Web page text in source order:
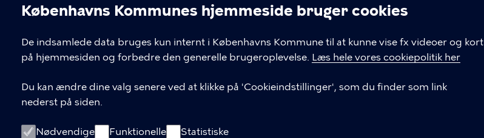
Cookieindstillinger
Københavns Kommunes hjemmeside bruger cookies
De indsamlede data bruges kun internt i Københavns Kommune til at kunne vise fx videoer og kort
på hjemmesiden og forbedre den generelle brugeroplevelse. Læs hele vores cookiepolitik her
Du kan ændre dine valg senere ved at klikke på 'Cookieindstillinger', som du finder som link
nederst på siden.
Nødvendige Funktionelle Statistiske
museum@kff.kk.dk
CVR nr.: 64 94 22 12 - EAN:
Cookieindstillinger